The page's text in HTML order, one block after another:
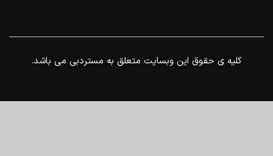
.کلیه ی حقوق این وبسایت متعلق به مستردبی می باشد